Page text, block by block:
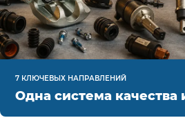
7 КЛЮЧЕВЫХ НАПРАВЛЕНИЙ
Одна система качества